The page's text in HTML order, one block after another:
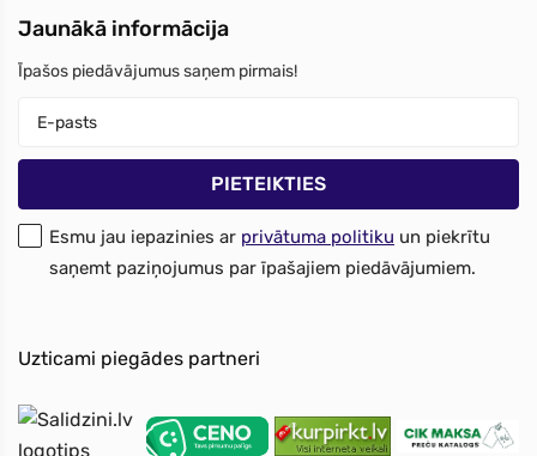
Jaunākā informācija
Īpašos piedāvājumus saņem pirmais!
Esmu jau iepazinies ar privātuma politiku un piekrītu
saņemt paziņojumus par īpašajiem piedāvājumiem.
Uzticami piegādes partneri